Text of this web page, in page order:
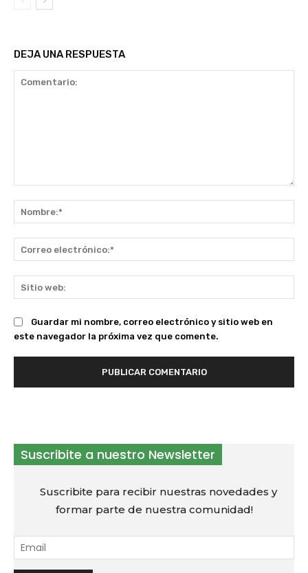
DEJA UNA RESPUESTA
Guardar mi nombre, correo electrónico y sitio web en
este navegador la próxima vez que comente.
Suscribite a nuestro Newsletter
Suscribite para recibir nuestras novedades y
formar parte de nuestra comunidad!